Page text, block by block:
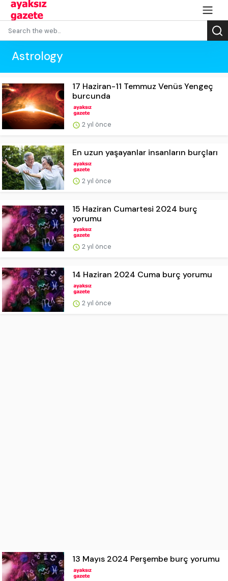
Astrology
17 Haziran-11 Temmuz Venüs Yengeç
burcunda
2 yıl önce
En uzun yaşayanlar insanların burçları
2 yıl önce
15 Haziran Cumartesi 2024 burç
yorumu
2 yıl önce
14 Haziran 2024 Cuma burç yorumu
2 yıl önce
13 Mayıs 2024 Perşembe burç yorumu